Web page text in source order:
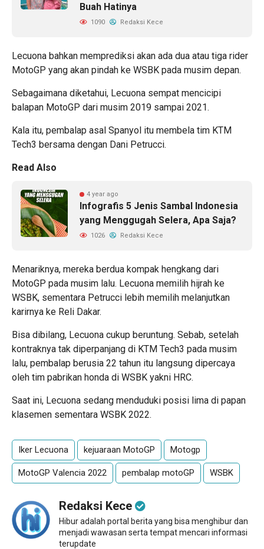
Buah Hatinya
1090 Redaksi Kece
Lecuona bahkan memprediksi akan ada dua atau tiga rider
MotoGP yang akan pindah ke WSBK pada musim depan.
Sebagaimana diketahui, Lecuona sempat mencicipi
balapan MotoGP dari musim 2019 sampai 2021.
Kala itu, pembalap asal Spanyol itu membela tim KTM
Tech3 bersama dengan Dani Petrucci.
Read Also
4 year ago
Infografis 5 Jenis Sambal Indonesia
yang Menggugah Selera, Apa Saja?
1026 Redaksi Kece
Menariknya, mereka berdua kompak hengkang dari
MotoGP pada musim lalu. Lecuona memilih hijrah ke
WSBK, sementara Petrucci lebih memilih melanjutkan
karirnya ke Reli Dakar.
Bisa dibilang, Lecuona cukup beruntung. Sebab, setelah
kontraknya tak diperpanjang di KTM Tech3 pada musim
lalu, pembalap berusia 22 tahun itu langsung dipercaya
oleh tim pabrikan honda di WSBK yakni HRC.
Saat ini, Lecuona sedang menduduki posisi lima di papan
klasemen sementara WSBK 2022.
Iker Lecuona kejuaraan MotoGP Motogp
MotoGP Valencia 2022 pembalap motoGP WSBK
Redaksi Kece
Hibur adalah portal berita yang bisa menghibur dan
menjadi wawasan serta tempat mencari informasi
terupdate